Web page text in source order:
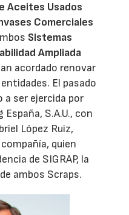
Aceites Usados
Comerciales
Sistemas
Ampliada
acordado renovar
El pasado
a ser ejercida por
S.A.U., con
López Ruiz,
quien
de SIGRAP, la
ambos Scraps.